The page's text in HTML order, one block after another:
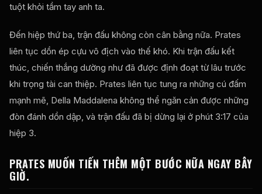
tuột khỏi tầm tay anh ta.
Đến hiệp thứ ba, trận đấu không còn cân bằng nữa. Prates
liên tục dồn ép cựu vô địch vào thế khó. Khi trận đấu kết
thúc, chiến thắng dường như đã được định đoạt từ lâu trước
khi trọng tài can thiệp. Prates liên tục tung ra những cú đấm
mạnh mẽ, Della Maddalena không thể ngăn cản được những
đòn đánh dồn dập, và trận đấu đã bị dừng lại ở phút 3:17 của
hiệp 3.
PRATES MUỐN TIẾN THÊM MỘT BƯỚC NỮA NGAY BÂY
GIỜ.